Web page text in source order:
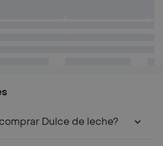
Dulce de leche?